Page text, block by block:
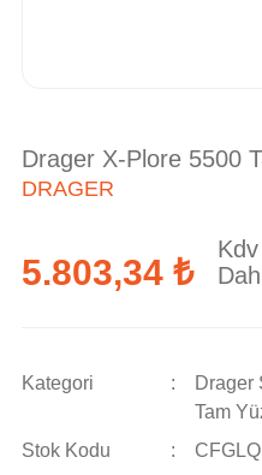
Drager X-Plore 5500
DRAGER
5.803,34 ₺
Kdv
Kategori Drager
Tam
Stok Kodu